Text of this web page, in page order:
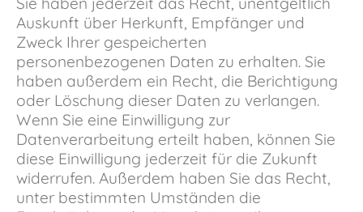
Auskunft über Herkunft, Empfänger und
Zweck Ihrer gespeicherten
personenbezogenen Daten zu erhalten. Sie
haben außerdem ein Recht, die Berichtigung
oder Löschung dieser Daten zu verlangen.
Wenn Sie eine Einwilligung zur
Datenverarbeitung erteilt haben, können Sie
diese Einwilligung jederzeit für die Zukunft
widerrufen. Außerdem haben Sie das Recht,
unter bestimmten Umständen die